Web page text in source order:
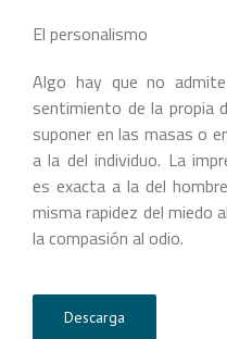
El personalismo
Algo hay que no
sentimiento de la propia
suponer en las masas o
a la del individuo. La
es exacta a la del
misma rapidez del miedo
la compasión al odio.
Descarga